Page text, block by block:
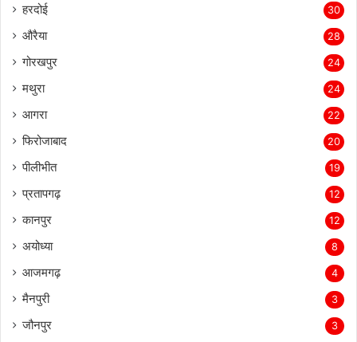
हरदोई 30
औरैया 28
गोरखपुर 24
मथुरा 24
आगरा 22
फिरोजाबाद 20
पीलीभीत 19
प्रतापगढ़ 12
कानपुर 12
अयोध्या 8
आजमगढ़ 4
मैनपुरी 3
जौनपुर 3